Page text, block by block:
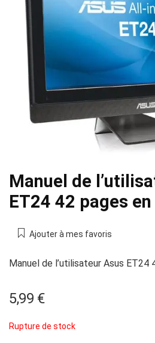
Manuel de
ET24 42 pages
Ajouter à mes favoris
Manuel de l’utilisateur Asus ET24
5,99 €
Rupture de stock